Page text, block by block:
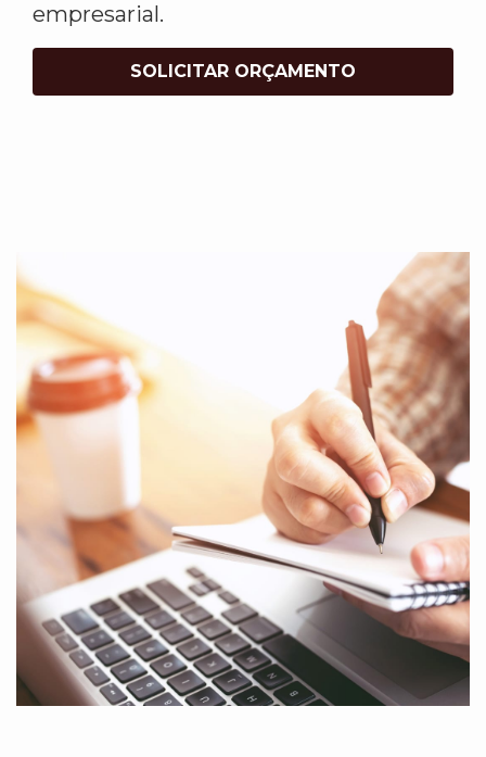
empresarial.
SOLICITAR ORÇAMENTO